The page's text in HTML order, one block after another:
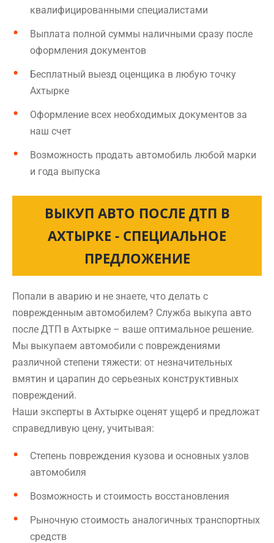
квалифицированными специалистами
Выплата полной суммы наличными сразу после
оформления документов
Бесплатный выезд оценщика в любую точку
Ахтырке
Оформление всех необходимых документов за
наш счет
Возможность продать автомобиль любой марки
и года выпуска
ВЫКУП АВТО ПОСЛЕ ДТП В
АХТЫРКЕ - СПЕЦИАЛЬНОЕ
ПРЕДЛОЖЕНИЕ
Попали в аварию и не знаете, что делать с
поврежденным автомобилем? Служба выкупа авто
после ДТП в Ахтырке – ваше оптимальное решение.
Мы выкупаем автомобили с повреждениями
различной степени тяжести: от незначительных
вмятин и царапин до серьезных конструктивных
повреждений.
Наши эксперты в Ахтырке оценят ущерб и предложат
справедливую цену, учитывая:
Степень повреждения кузова и основных узлов
автомобиля
Возможность и стоимость восстановления
Рыночную стоимость аналогичных транспортных
средств